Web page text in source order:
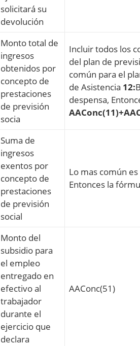
solicitará su
devolución
Monto total de
ingresos
obtenidos por
concepto de
prestaciones
de previsión
socia
Incluir todos los
del plan de
común para el
de Asistencia 12:
despensa,
Suma de
ingresos
exentos por
concepto de
prestaciones
de previsión
social
Lo mas común
Entonces la
Monto del
subsidio para
el empleo
entregado en
efectivo al
trabajador
durante el
ejercicio que
declara
AAConc(51)